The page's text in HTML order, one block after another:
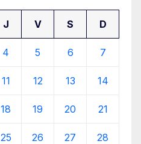
J V S D
4 5 6 7
11 12 13 14
18 19 20 21
25 26 27 28